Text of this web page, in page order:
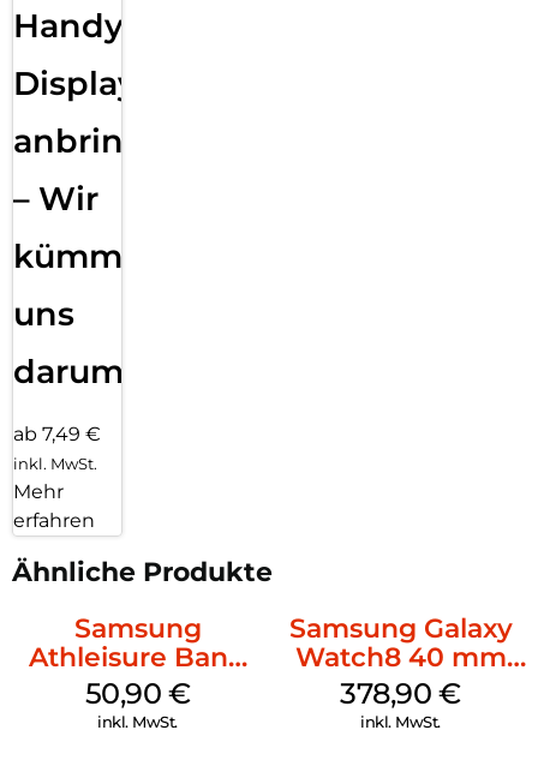
Handy
Displayfolie
anbringen
– Wir
kümmern
uns
darum!
ab 7,49 €
inkl. MwSt.
Mehr
erfahren
Ähnliche Produkte
Samsung
Athleisure Band
(M/L) Galaxy
Watch8/Watch8
50,90 €
inkl. MwSt.
Samsung Galaxy
Watch8 40 mm
Silver
378,90€
inkl. MwSt.